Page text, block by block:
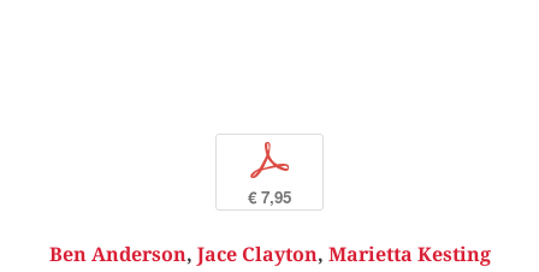
p
€ 7,95
Ben Anderson, Jace Clayton, Marietta Kesting